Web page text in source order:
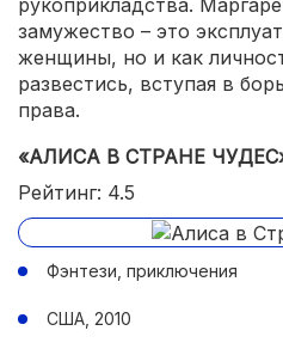
замужество – это
женщины, но и как
развестись, вступая в
права.
«АЛИСА В СТРАНЕ
Рейтинг: 4.5
Фэнтези, приключения
США, 2010